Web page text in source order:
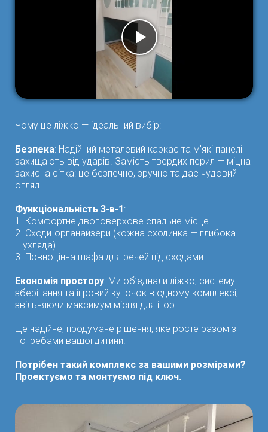
Чому це ліжко — ідеальний вибір:
Безпека: Надійний металевий каркас та м'які панелі
захищають від ударів. Замість твердих перил — міцна
захисна сітка: це безпечно, зручно та дає чудовий
огляд.
Функціональність 3-в-1:
1. Комфортне двоповерхове спальне місце.
2. Сходи-органайзери (кожна сходинка — глибока
шухляда).
3. Повноцінна шафа для речей під сходами.
Економія простору: Ми об’єднали ліжко, систему
зберігання та ігровий куточок в одному комплексі,
звільняючи максимум місця для ігор.
Це надійне, продумане рішення, яке росте разом з
потребами вашої дитини.
Потрібен такий комплекс за вашими розмірами?
Проектуємо та монтуємо під ключ.